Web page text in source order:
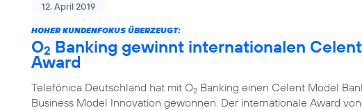
12. April 2019
HOHER KUNDENFOKUS ÜBERZEUGT:
O2 Banking gewinnt internationalen
Award
Telefónica Deutschland hat mit O2 Banking einen Celent Model
Business Model Innovation gewonnen. Der internationale Award